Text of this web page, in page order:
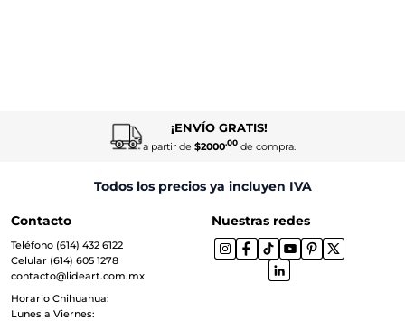
¡ENVÍO GRATIS!
a partir de $2000.00de compra.
Todos los precios ya incluyen IVA
Contacto
Teléfono (614) 432 6122
Celular (614) 605 1278
contacto@lideart.com.mx
Horario Chihuahua:
Lunes a Viernes:
Nuestras redes